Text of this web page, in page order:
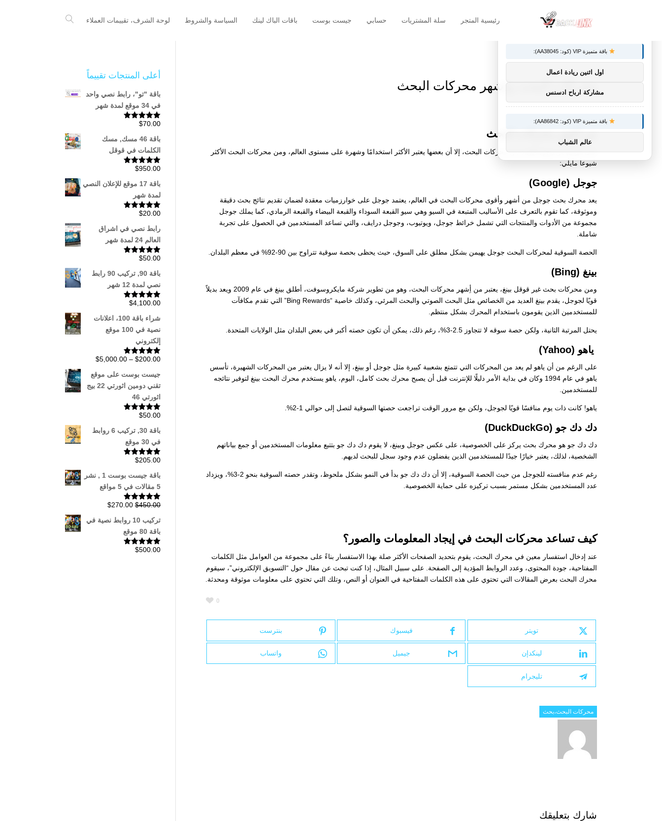
رئيسية المتجر سلة المشتريات حسابي جيست بوست باقات الباك لينك السياسة والشروط لوحة الشرف، تقييمات العملاء
محركات البحث واشهر محركات البحث
من أشهر محركات البحث
على الرغم من وجود العديد من محركات البحث، إلا أن بعضها يعتبر الأكثر استخدامًا وشهرة على مستوى العالم، ومن محركات البحث الأكثر
شيوعا مايلي:
جوجل (Google)
يعد محرك بحث جوجل من أشهر وأقوى محركات البحث في العالم، يعتمد جوجل على خوارزميات معقدة لضمان تقديم نتائج بحث دقيقة
وموثوقة، كما تقوم بالتعرف على الأساليب المتبعة في السيو وهي سيو القبعة السوداء والقبعة البيضاء والقبعة الرمادي، كما يملك جوجل
مجموعة من الأدوات والمنتجات التي تشمل خرائط جوجل، ويوتيوب، وجوجل درايف، والتي تساعد المستخدمين في الحصول على تجربة
شاملة.
الحصة السوقية لمحركات البحث جوجل يهيمن بشكل مطلق على السوق، حيث يحظى بحصة سوقية تتراوح بين 90-92% في معظم البلدان.
بينغ (Bing)
ومن محركات بحث غير قوقل بينغ، يعتبر من أِشهر محركات البحث، وهو من تطوير شركة مايكروسوفت، أطلق بينغ في عام 2009 ويعد بديلاً
قويًا لجوجل، يقدم بينغ العديد من الخصائص مثل البحث الصوتي والبحث المرئي، وكذلك خاصية “Bing Rewards” التي تقدم مكافآت
للمستخدمين الذين يقومون باستخدام المحرك بشكل منتظم.
يحتل المرتبة الثانية، ولكن حصة سوقه لا تتجاوز 2.5-3%، رغم ذلك، يمكن أن تكون حصته أكبر في بعض البلدان مثل الولايات المتحدة.
ياهو (Yahoo)
على الرغم من أن ياهو لم يعد من المحركات التي تتمتع بشعبية كبيرة مثل جوجل أو بينغ، إلا أنه لا يزال يعتبر من المحركات الشهيرة، تأسس
ياهو في عام 1994 وكان في بداية الأمر دليلًا للإنترنت قبل أن يصبح محرك بحث كامل، اليوم، ياهو يستخدم محرك البحث بينغ لتوفير نتائجه
للمستخدمين.
ياهو! كانت ذات يوم منافسًا قويًا لجوجل، ولكن مع مرور الوقت تراجعت حصتها السوقية لتصل إلى حوالي 1-2%.
دك دك جو (DuckDuckGo)
دك دك جو هو محرك بحث يركز على الخصوصية، على عكس جوجل وبينغ، لا يقوم دك دك جو بتتبع معلومات المستخدمين أو جمع بياناتهم
الشخصية، لذلك، يعتبر خيارًا جيدًا للمستخدمين الذين يفضلون عدم وجود سجل للبحث لديهم.
رغم عدم منافسته للجوجل من حيث الحصة السوقية، إلا أن دك دك جو بدأ في النمو بشكل ملحوظ، وتقدر حصته السوقية بنحو 2-3%، ويزداد
عدد المستخدمين بشكل مستمر بسبب تركيزه على حماية الخصوصية.
كيف تساعد محركات البحث في إيجاد المعلومات والصور؟
عند إدخال استفسار معين في محرك البحث، يقوم بتحديد الصفحات الأكثر صلة بهذا الاستفسار بناءً على مجموعة من العوامل مثل الكلمات
المفتاحية، جودة المحتوى، وعدد الروابط المؤدية إلى الصفحة. على سبيل المثال، إذا كنت تبحث عن مقال حول “التسويق الإلكتروني”، سيقوم
محرك البحث بعرض المقالات التي تحتوي على هذه الكلمات المفتاحية في العنوان أو النص، وتلك التي تحتوي على معلومات موثوقة ومحدثة.
0
تويتر فيسبوك بنترست
لينكدإن جيميل واتساب
تليجرام
محركات البحث،بحث
شارك بتعليقك
أعلى المنتجات تقييماً
باقة "تو"، رابط نصي واحد
في 34 موقع لمدة شهر
تم التقييم
$70.00
باقة 46 مسك, مسك
الكلمات في قوقل
تم التقييم
$950.00
باقة 17 موقع للإعلان النصي
لمدة شهر
تم التقييم
$20.00
رابط نصي في اشراق
العالم 24 لمدة شهر
تم التقييم
$50.00
باقة 90, تركيب 90 رابط
نصي لمدة 12 شهر
تم التقييم$4,100.00
شراء باقة 100، اعلانات
نصية في 100 موقع
إلكتروني
تم التقييم
$200.00
–
$5,000.00 نطاق
السعر:
من
جيست بوست على موقع
تقني دومين اثورتي 22 بيج
اثورتي 46
تم التقييم
$50.00
باقة 30, تركيب 6 روابط
في 30 موقع
تم التقييم
$205.00
باقة جيست بوست 1 , نشر
5 مقالات في 5 مواقع
تم التقييم
$450.00
السعر
الأصلي
هو:
$450.00.
$270.00 السعر
تركيب 10 روابط نصية في
باقة 80 موقع
تم التقييم
$500.00
باقة متميزة VIP (كود: AA38045):
اول اثنين ريادة اعمال
مشاركة ارباح ادسنس
باقة متميزة VIP (كود: AA86842):
عالم الشباب